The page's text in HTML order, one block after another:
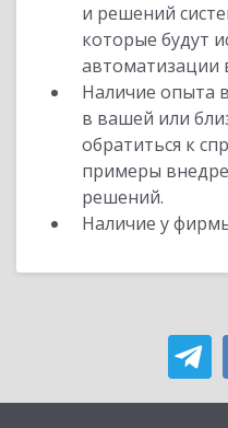
и решений
которые будут
автоматизации
Наличие опыта
в вашей или
обратиться к
примеры
решений.
Наличие у